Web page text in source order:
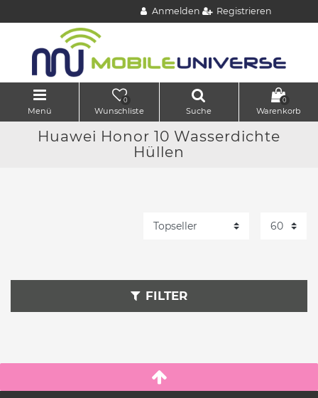
Anmelden Registrieren
Menü
0
Wunschliste Suche
0
Warenkorb
Huawei Honor 10 Wasserdichte
Hüllen
FILTER